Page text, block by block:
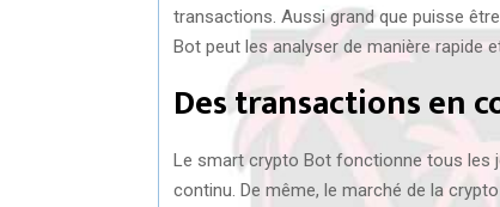
transactions. Aussi grand que puisse
Bot peut les analyser de manière rapide
Des transactions en
Le smart crypto Bot fonctionne tous les
continu. De même, le marché de la